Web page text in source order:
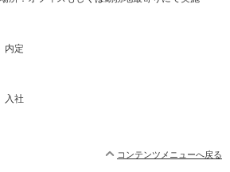
内定
入社
コンテンツメニューへ戻る